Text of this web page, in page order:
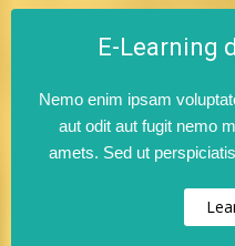
E-Learning
Nemo enim ipsam
aut odit aut fugit nemo
amets. Sed ut